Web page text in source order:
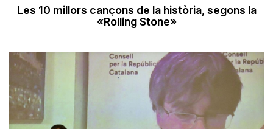
Les 10 millors cançons de la història, segons la
«Rolling Stone»